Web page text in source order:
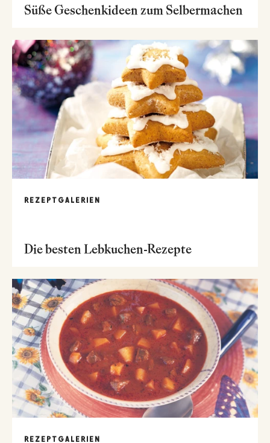
Süße Geschenkideen zum Selbermachen
REZEPTGALERIEN
Die besten Lebkuchen-Rezepte
REZEPTGALERIEN